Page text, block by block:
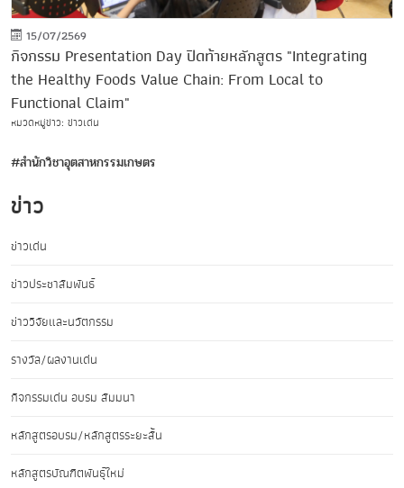
15/07/2569
กิจกรรม Presentation Day ปิดท้ายหลักสูตร "Integrating
the Healthy Foods Value Chain: From Local to
Functional Claim"
หมวดหมู่ข่าว: ข่าวเด่น
#สำนักวิชาอุตสาหกรรมเกษตร
ข่าว
ข่าวเด่น
ข่าวประชาสัมพันธ์
ข่าววิจัยและนวัตกรรม
รางวัล/ผลงานเด่น
กิจกรรมเด่น อบรม สัมมนา
หลักสูตรอบรม/หลักสูตรระยะสั้น
หลักสูตรบัณฑิตพันธุ์ใหม่